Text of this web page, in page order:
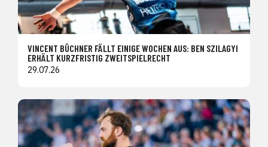
VINCENT BÜCHNER FÄLLT EINIGE WOCHEN AUS: BEN SZILAGYI
ERHÄLT KURZFRISTIG ZWEITSPIELRECHT
29.07.26